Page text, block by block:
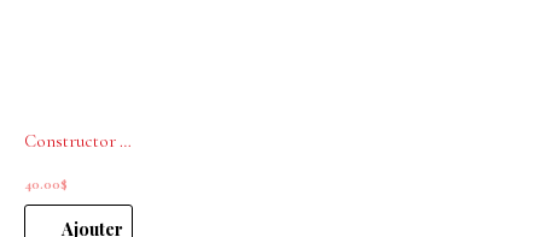
Constructor La Biosthetique 100 ml
40.00$
Ajouter